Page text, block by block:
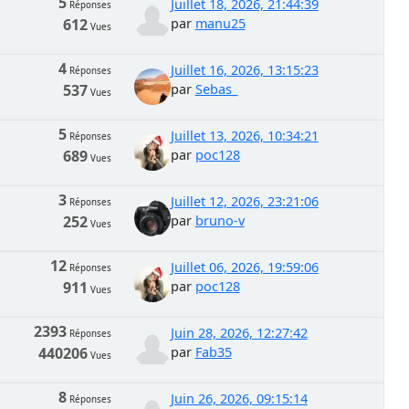
Réponses
612Vues
Juillet 18, 2026, 21:44:39
par manu25
4Réponses
537 Vues
Juillet 16, 2026, 13:15:23
par Sebas_
5Réponses
689Vues
Juillet 13, 2026, 10:34:21
par poc128
3Réponses
252Vues
Juillet 12, 2026, 23:21:06
par bruno-v
12Réponses
911 Vues
Juillet 06, 2026, 19:59:06
par poc128
2393Réponses
440206Vues
Juin 28, 2026, 12:27:42
par Fab35
8Réponses
Juin 26, 2026, 09:15:14